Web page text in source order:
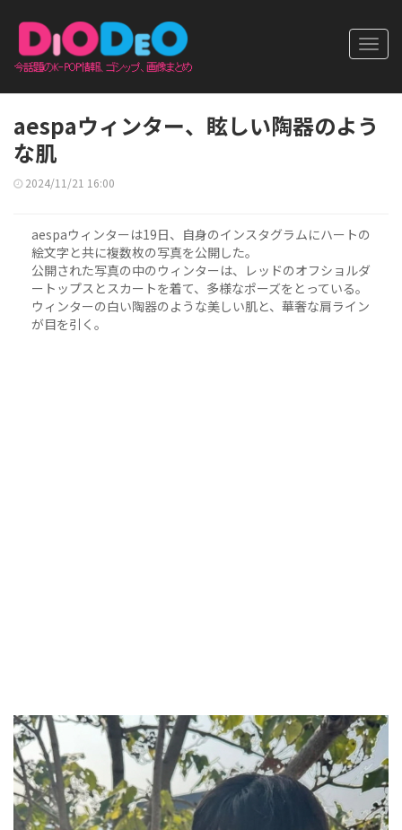
aespaウィンター、眩しい陶器のよう
な肌
2024/11/21 16:00
aespaウィンターは19日、自身のインスタグラムにハートの
絵文字と共に複数枚の写真を公開した。
公開された写真の中のウィンターは、レッドのオフショルダ
ートップスとスカートを着て、多様なポーズをとっている。
ウィンターの白い陶器のような美しい肌と、華奢な肩ライン
が目を引く。